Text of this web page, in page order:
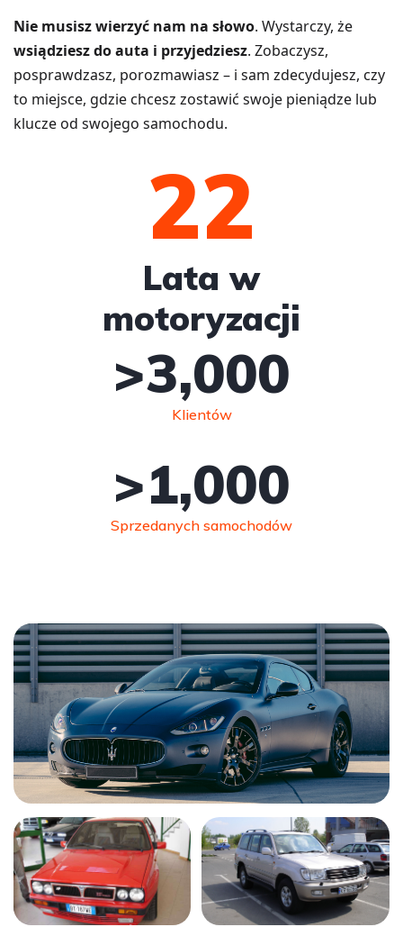
Nie musisz wierzyć nam na słowo. Wystarczy, że
wsiądziesz do auta i przyjedziesz. Zobaczysz,
posprawdzasz, porozmawiasz – i sam zdecydujesz, czy
to miejsce, gdzie chcesz zostawić swoje pieniądze lub
klucze od swojego samochodu.
22
Lata w
motoryzacji
Klientów
>3,000
Sprzedanych samochodów
>1,000